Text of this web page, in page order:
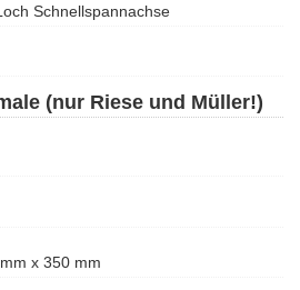
Schnellspannachse
(nur Riese und Müller!)
x 350 mm